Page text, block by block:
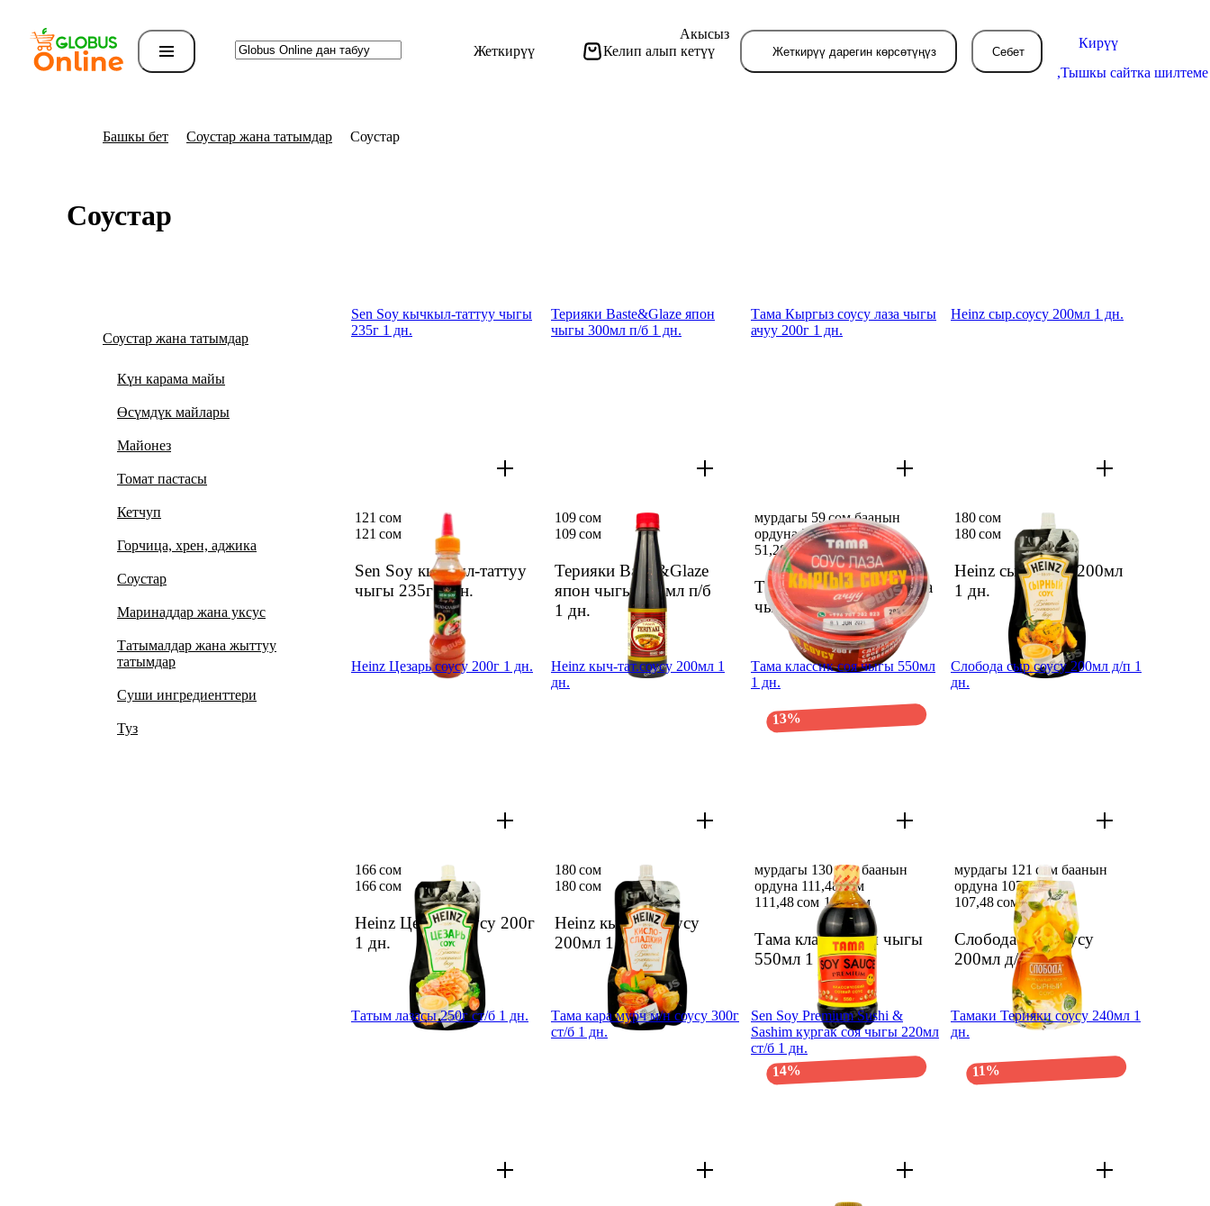
Жеткирүү Келип алып кетүү
Акысыз
Жеткирүү дарегин көрсөтүңүз Себет
Кирүү
,Тышкы сайтка шилтеме
Башкы бет Соустар жана татымдар Соустар
Соустар
Соустар жана татымдар
Күн карама майы
Өсүмдүк майлары
Майонез
Томат пастасы
Кетчуп
Горчица, хрен, аджика
Соустар
Маринаддар жана уксус
Татымалдар жана жыттуу
татымдар
Суши ингредиенттери
Туз
Sen Soy кычкыл-таттуу чыгы
235г 1 дн.
Sen Soy кычкыл-таттуу
чыгы 235г1 дн.
121 сом
121 сом
Терияки Baste&Glaze япон
чыгы 300мл п/б 1 дн.
Терияки Baste&Glaze
япон чыгы 300мл п/б
1 дн.
109 сом
109 сом
Тама Кыргыз соусу лаза чыгы
ачуу 200г 1 дн.
Тама Кыргыз соусу лаза
чыгы ачуу 200г1 дн.
мурдагы 59 сом баанын
ордуна 51,28 сом
51,28 сом 59 сом
13%
Heinz сыр.соусу 200мл 1 дн.
Heinz сыр.соусу 200мл
1 дн.
180 сом
180 сом
Heinz Цезарь соусу 200г 1 дн.
Heinz Цезарь соусу 200г
1 дн.
166 сом
166 сом
Heinz кыч-тат.соусу 200мл 1
дн.
Heinz кыч-тат.соусу
200мл 1 дн.
180 сом
180 сом
Тама классик соя чыгы 550мл
1 дн.
Тама классик соя чыгы
550мл 1 дн.
мурдагы 130 сом баанын
ордуна 111,48 сом
111,48 сом 130 сом
14%
Слобода сыр соусу 200мл д/п 1
дн.
Слобода сыр соусу
200мл д/п1 дн.
мурдагы 121 сом баанын
ордуна 107,48 сом
107,48 сом 121 сом
11%
Татым лазасы 250г ст/б 1 дн.
Тама кара мурч м/н соусу 300г
ст/б 1 дн.
Sen Soy Premium Sushi &
Sashim кургак соя чыгы 220мл
ст/б 1 дн.
Тамаки Терияки соусу 240мл 1
дн.